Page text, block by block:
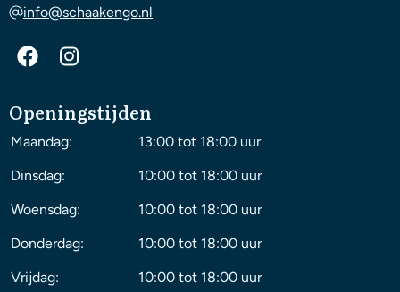
info@schaakengo.nl
Openingstijden
Maandag:
13:00 tot 18:00 uur
Dinsdag:
10:00 tot 18:00 uur
Woensdag:
10:00 tot 18:00 uur
Donderdag:
10:00 tot 18:00 uur
Vrijdag:
10:00 tot 18:00 uur